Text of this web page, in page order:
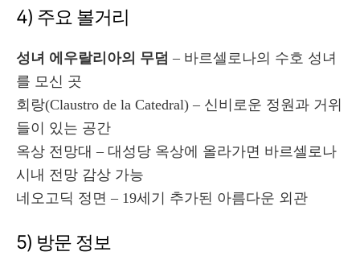
4) 주요 볼거리
성녀 에우랄리아의 무덤 – 바르셀로나의 수호 성녀
를 모신 곳
회랑(Claustro de la Catedral) – 신비로운 정원과 거위
들이 있는 공간
옥상 전망대 – 대성당 옥상에 올라가면 바르셀로나
시내 전망 감상 가능
네오고딕 정면 – 19세기 추가된 아름다운 외관
5) 방문 정보